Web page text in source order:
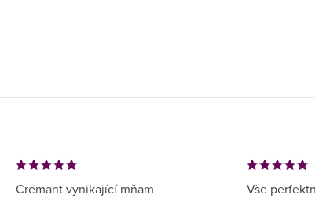
Cremant vynikající mňam
Vše